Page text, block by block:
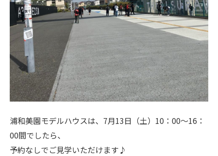
浦和美園モデルハウスは、7月13日（土）10：00～16：
00間でしたら、
予約なしでご見学いただけます♪